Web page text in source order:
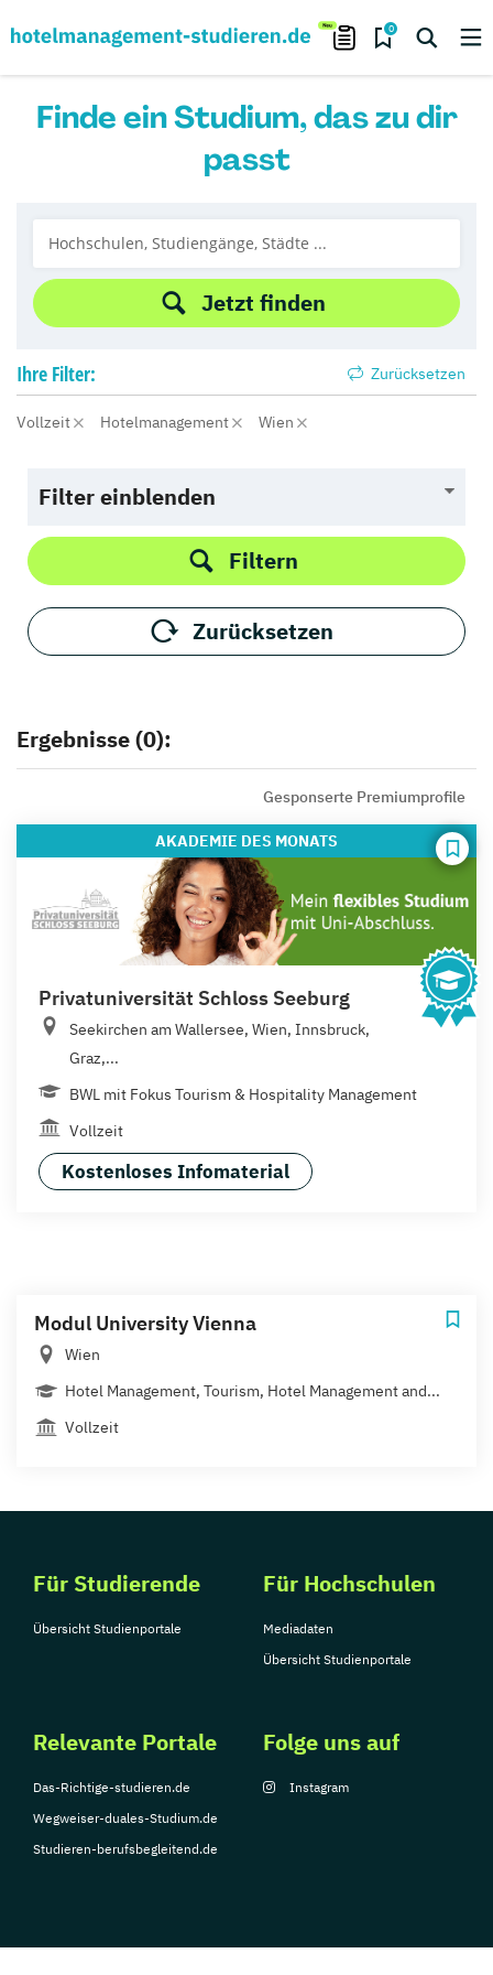
0
Finde ein Studium, das zu dir
passt
Jetzt finden
Ihre Filter: Zurücksetzen
Vollzeit Hotelmanagement Wien
Filter einblenden
Filtern
Zurücksetzen
Ergebnisse (0):
Gesponserte Premiumprofile
AKADEMIE DES MONATS
Privatuniversität Schloss Seeburg
Seekirchen am Wallersee, Wien, Innsbruck,
Graz,...
BWL mit Fokus Tourism & Hospitality Management
Vollzeit
Kostenloses Infomaterial
Modul University Vienna
Wien
Hotel Management, Tourism, Hotel Management and...
Vollzeit
Für Studierende
Übersicht Studienportale
Für Hochschulen
Mediadaten
Übersicht Studienportale
Relevante Portale
Das-Richtige-studieren.de
Wegweiser-duales-Studium.de
Studieren-berufsbegleitend.de
Folge uns auf
Instagram